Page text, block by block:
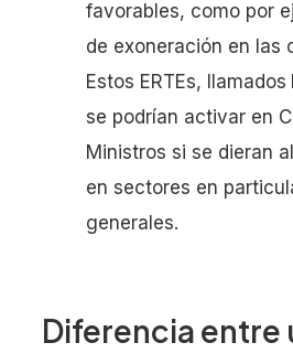
favorables, como por
de exoneración en las
Estos ERTEs, llamados
se podrían activar en
Ministros si se dieran
en sectores en
generales.
Diferencia entre